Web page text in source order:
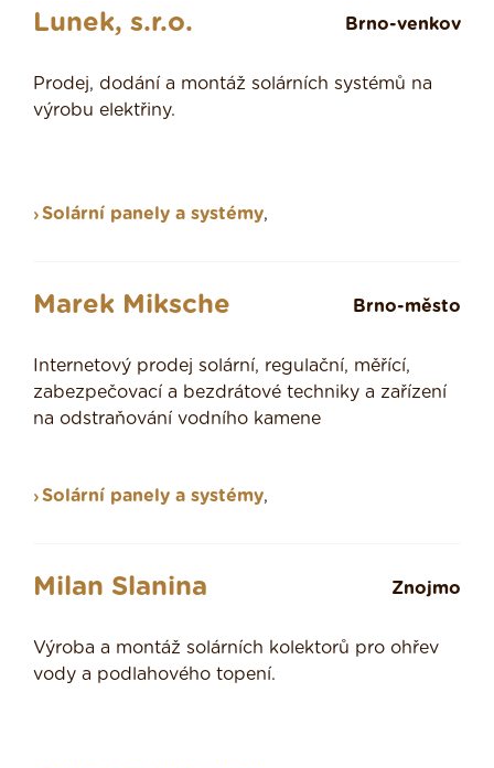
Lunek, s.r.o. Brno-venkov
Prodej, dodání a montáž solárních systémů na
výrobu elektřiny.
Solární panely a systémy,
Marek Miksche Brno-město
Internetový prodej solární, regulační, měřící,
zabezpečovací a bezdrátové techniky a zařízení
na odstraňování vodního kamene
Solární panely a systémy,
Milan Slanina Znojmo
Výroba a montáž solárních kolektorů pro ohřev
vody a podlahového topení.